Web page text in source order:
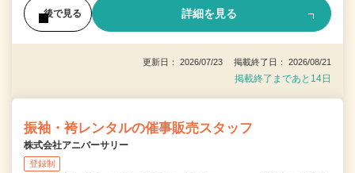
後で見る 詳細を見る
更新日： 2026/07/23 掲載終了日： 2026/08/21
掲載終了まであと14日
振袖・袴レンタルの催事販売スタッフ
株式会社アニバーサリー
登録制